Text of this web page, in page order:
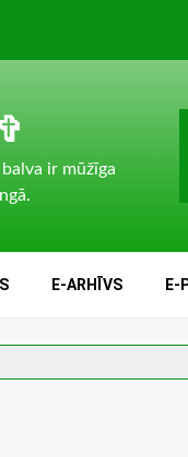
ir mūžīga
E-ARHĪVS E-